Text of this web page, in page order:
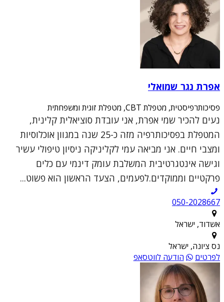
אפרת נגר שמואלי
פסיכותרפיסטית, מטפלת CBT, מטפלת זוגית ומשפחתית
נעים להכיר שמי אפרת, אני עובדת סוציאלית קלינית,
המטפלת בפסיכותרפיה מזה כ-25 שנה במגוון אוכלוסיות
ומצבי חיים. אני מביאה עמי לקליניקה ניסיון טיפולי עשיר
וגישה אינטגרטיבית המשלבת עומק דינמי עם כלים
פרקטיים וממוקדים.לפעמים, הצעד הראשון הוא פשוט...
050-2028667
אשדוד, ישראל
נס ציונה, ישראל
לפרטים
הודעה לווטסאפ